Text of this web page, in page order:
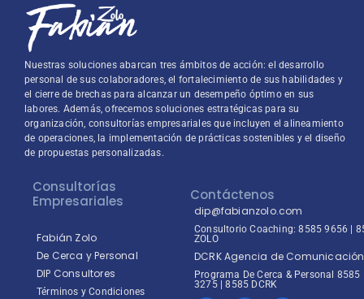
Nuestras soluciones abarcan tres ámbitos de acción: el desarrollo
personal de sus colaboradores, el fortalecimiento de sus habilidades y
el cierre de brechas para alcanzar un desempeño óptimo en sus
labores. Además, ofrecemos soluciones estratégicas para su
organización, consultorías empresariales que incluyen el alineamiento
de operaciones, la implementación de prácticas sostenibles y el diseño
de propuestas personalizadas.
Consultorías
Empresariales
Fabián Zolo
De Cerca y Personal
DIP Consultores
Términos y Condiciones
Contáctenos
dip@fabianzolo.com
Consultorio Coaching: 8585 9656 |
ZOLO
DCRK Agencia de Comunicación
Programa De Cerca & Personal 8585
3275 | 8585 DCRK